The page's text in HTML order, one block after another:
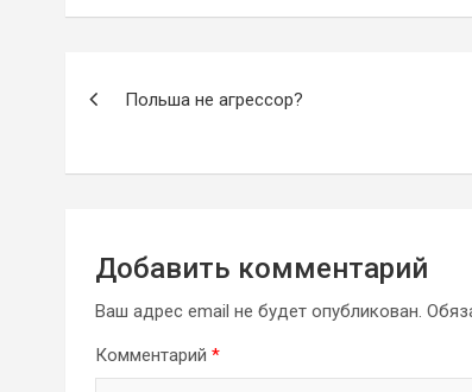
записям
Польша не агрессор?
Добавить комментарий
Ваш адрес email не будет опубликован.
Комментарий *